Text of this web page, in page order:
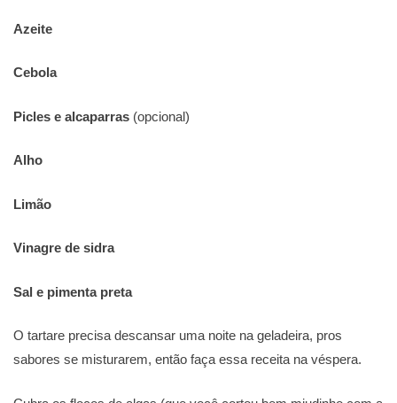
Azeite
Cebola
Picles e alcaparras (opcional)
Alho
Limão
Vinagre de sidra
Sal e pimenta preta
O tartare precisa descansar uma noite na geladeira, pros
sabores se misturarem, então faça essa receita na véspera.